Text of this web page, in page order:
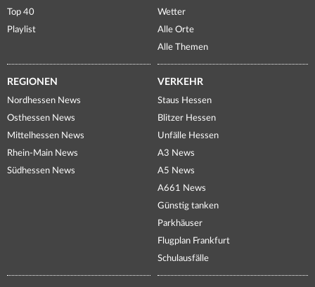
Top 40
Playlist
Wetter
Alle Orte
Alle Themen
REGIONEN
Nordhessen News
Osthessen News
Mittelhessen News
Rhein-Main News
Südhessen News
VERKEHR
Staus Hessen
Blitzer Hessen
Unfälle Hessen
A3 News
A5 News
A661 News
Günstig tanken
Parkhäuser
Flugplan Frankfurt
Schulausfälle